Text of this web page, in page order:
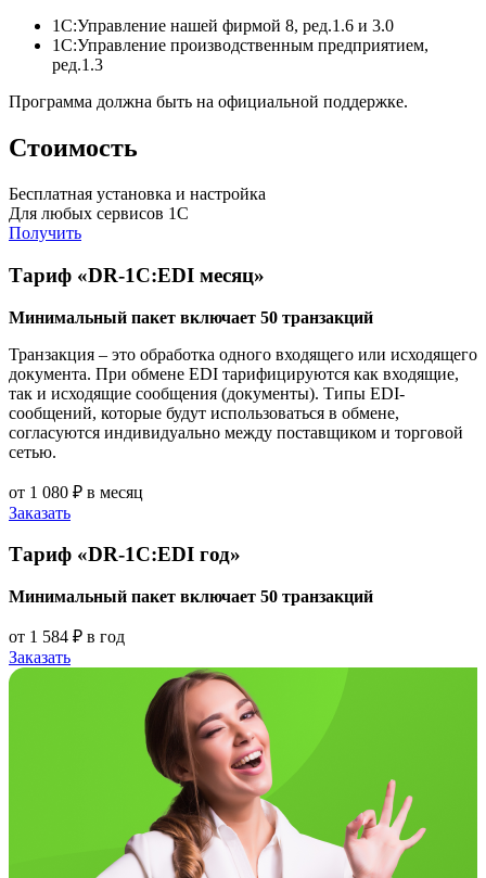
1С:Управление нашей фирмой 8, ред.1.6 и 3.0
1С:Управление производственным предприятием,
ред.1.3
Программа должна быть на официальной поддержке.
Стоимость
Бесплатная установка и настройка
Для любых сервисов 1С
Получить
Тариф «DR-1C:EDI месяц»
Минимальный пакет включает 50 транзакций
Транзакция – это обработка одного входящего или исходящего
документа. При обмене EDI тарифицируются как входящие,
так и исходящие сообщения (документы). Типы EDI-
сообщений, которые будут использоваться в обмене,
согласуются индивидуально между поставщиком и торговой
сетью.
от 1 080 ₽ в месяц
Заказать
Тариф «DR-1C:EDI год»
Минимальный пакет включает 50 транзакций
от 1 584 ₽ в год
Заказать